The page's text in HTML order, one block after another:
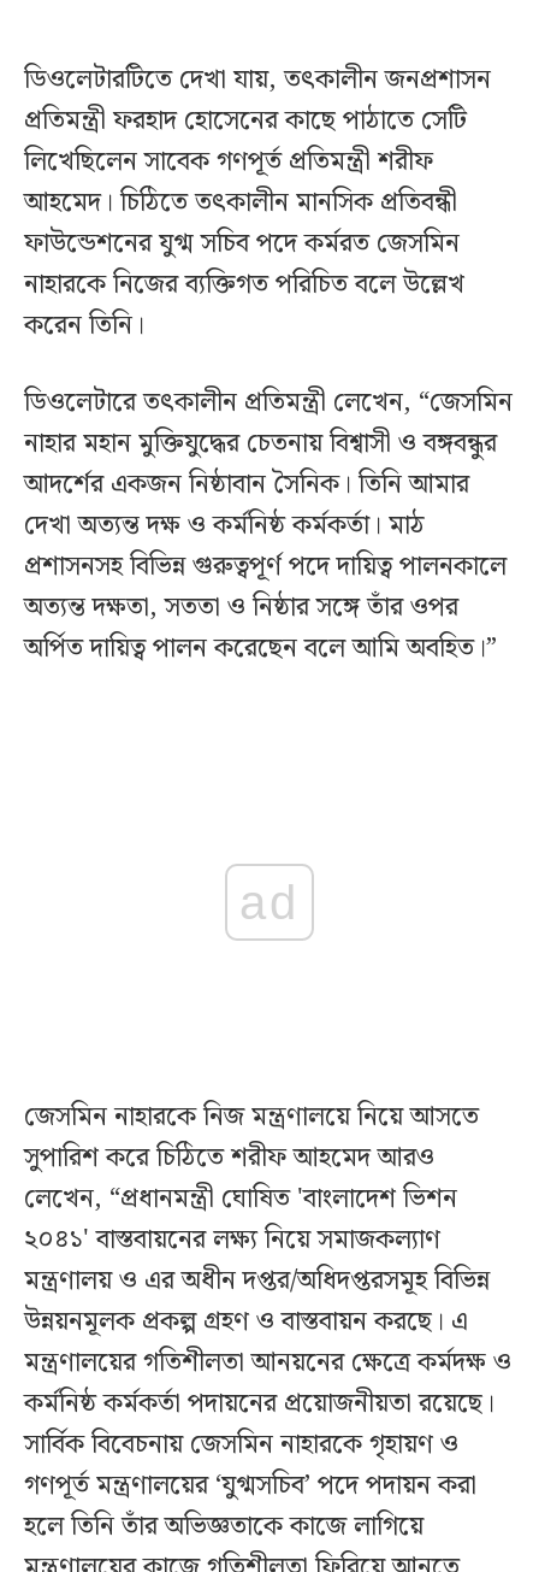
ডিওলেটারটিতে দেখা যায়, তৎকালীন জনপ্রশাসন
প্রতিমন্ত্রী ফরহাদ হোসেনের কাছে পাঠাতে সেটি
লিখেছিলেন সাবেক গণপূর্ত প্রতিমন্ত্রী শরীফ
আহমেদ। চিঠিতে তৎকালীন মানসিক প্রতিবন্ধী
ফাউন্ডেশনের যুগ্ম সচিব পদে কর্মরত জেসমিন
নাহারকে নিজের ব্যক্তিগত পরিচিত বলে উল্লেখ
করেন তিনি।
ডিওলেটারে তৎকালীন প্রতিমন্ত্রী লেখেন, “জেসমিন
নাহার মহান মুক্তিযুদ্ধের চেতনায় বিশ্বাসী ও বঙ্গবন্ধুর
আদর্শের একজন নিষ্ঠাবান সৈনিক। তিনি আমার
দেখা অত্যন্ত দক্ষ ও কর্মনিষ্ঠ কর্মকর্তা। মাঠ
প্রশাসনসহ বিভিন্ন গুরুত্বপূর্ণ পদে দায়িত্ব পালনকালে
অত্যন্ত দক্ষতা, সততা ও নিষ্ঠার সঙ্গে তাঁর ওপর
অর্পিত দায়িত্ব পালন করেছেন বলে আমি অবহিত।”
ad
জেসমিন নাহারকে নিজ মন্ত্রণালয়ে নিয়ে আসতে
সুপারিশ করে চিঠিতে শরীফ আহমেদ আরও
লেখেন, “প্রধানমন্ত্রী ঘোষিত 'বাংলাদেশ ভিশন
২০৪১' বাস্তবায়নের লক্ষ্য নিয়ে সমাজকল্যাণ
মন্ত্রণালয় ও এর অধীন দপ্তর/অধিদপ্তরসমূহ বিভিন্ন
উন্নয়নমূলক প্রকল্প গ্রহণ ও বাস্তবায়ন করছে। এ
মন্ত্রণালয়ের গতিশীলতা আনয়নের ক্ষেত্রে কর্মদক্ষ ও
কর্মনিষ্ঠ কর্মকর্তা পদায়নের প্রয়োজনীয়তা রয়েছে।
সার্বিক বিবেচনায় জেসমিন নাহারকে গৃহায়ণ ও
গণপূর্ত মন্ত্রণালয়ের ‘যুগ্মসচিব’ পদে পদায়ন করা
হলে তিনি তাঁর অভিজ্ঞতাকে কাজে লাগিয়ে